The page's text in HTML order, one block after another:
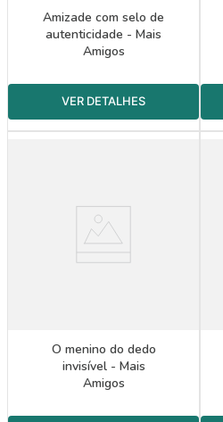
Amizade com selo de
autenticidade - Mais
Amigos
O menino do dedo
invisível - Mais
Amigos